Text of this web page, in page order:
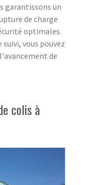
garantissons un
de charge
optimales.
vous pouvez
de
colis à